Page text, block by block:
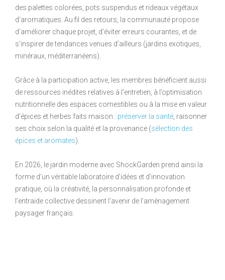
des palettes colorées, pots suspendus et rideaux végétaux
d’aromatiques. Au fil des retours, la communauté propose
d’améliorer chaque projet, d’éviter erreurs courantes, et de
s’inspirer de tendances venues d’ailleurs (jardins exotiques,
minéraux, méditerranéens).
Grâce à la participation active, les membres bénéficient aussi
de ressources inédites relatives à l’entretien, à l’optimisation
nutritionnelle des espaces comestibles ou à la mise en valeur
d’épices et herbes faits maison : préserver la santé , raisonner
ses choix selon la qualité et la provenance (sélection des
épices et aromates).
En 2026, le jardin moderne avec ShockGarden prend ainsi la
forme d’un véritable laboratoire d’idées et d’innovation
pratique, où la créativité, la personnalisation profonde et
l’entraide collective dessinent l’avenir de l’aménagement
paysager français.